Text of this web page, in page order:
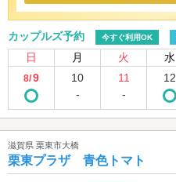
カップルズ予約 今すぐ利用OK
日 月 火 水
8/9
10
-
11
-
12
滋賀県 栗東市大橋
栗東プラザ 青色トマト